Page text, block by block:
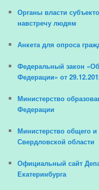
Органы власти
навстречу людям
Анкета для опроса
Федеральный закон
Федерации» от
Министерство
Федерации
Министерство общего
Свердловской области
Официальный сайт
Екатеринбурга